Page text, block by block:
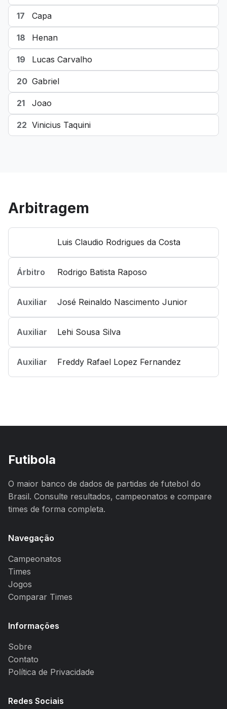
17 Capa
18 Henan
19 Lucas Carvalho
20 Gabriel
21 Joao
22 Vinicius Taquini
Arbitragem
Luis Claudio Rodrigues da Costa
Árbitro Rodrigo Batista Raposo
Auxiliar José Reinaldo Nascimento Junior
Auxiliar Lehi Sousa Silva
Auxiliar Freddy Rafael Lopez Fernandez
Futibola
O maior banco de dados de partidas de futebol do
Brasil. Consulte resultados, campeonatos e compare
times de forma completa.
Navegação
Campeonatos
Times
Jogos
Comparar Times
Informações
Sobre
Contato
Política de Privacidade
Redes Sociais